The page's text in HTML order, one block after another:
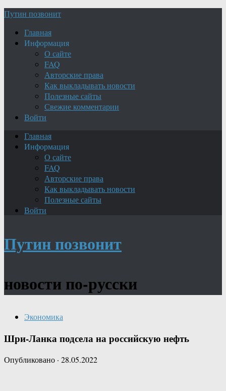
Путин позвонит
Главная
Информация
О сайте
FAQ
Авторские права
Как выкладывать новости
Полезные сайты
Свежие комментарии
Войти
Главная
Информация
О сайте
FAQ
Авторские права
Как выкладывать новости
Полезные сайты
Войти
Путин позвонит
новости по-русски
Экономика
Шри-​Ланка подсела на российскую нефть
Опубликовано · 28.05.2022